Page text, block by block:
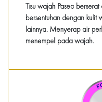
Tisu wajah Paseo berserat
bersentuhan dengan kulit
lainnya. Menyerap air
menempel pada wajah.